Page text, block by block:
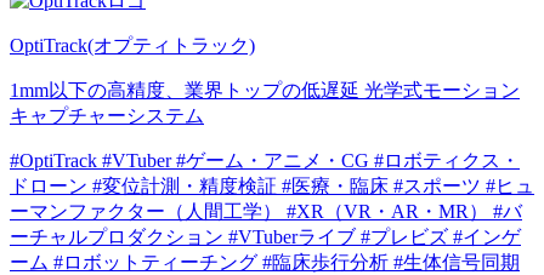
OptiTrack(オプティトラック)
1mm以下の高精度、業界トップの低遅延 光学式モーション
キャプチャーシステム
#OptiTrack #VTuber #ゲーム・アニメ・CG #ロボティクス・
ドローン #変位計測・精度検証 #医療・臨床 #スポーツ #ヒュ
ーマンファクター（人間工学）
#XR（VR・AR・MR）
#バ
ーチャルプロダクション #VTuberライブ #プレビズ #インゲ
ーム #ロボットティーチング #臨床歩行分析 #生体信号同期